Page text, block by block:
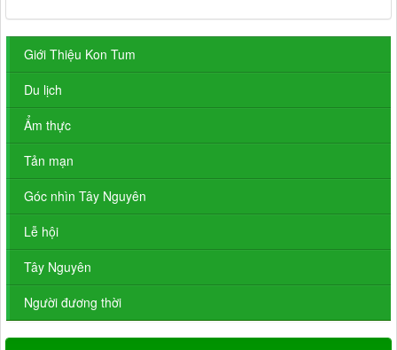
Giới Thiệu Kon Tum
Du lịch
Ẩm thực
Tản mạn
Góc nhìn Tây Nguyên
Lễ hội
Tây Nguyên
Người đương thời